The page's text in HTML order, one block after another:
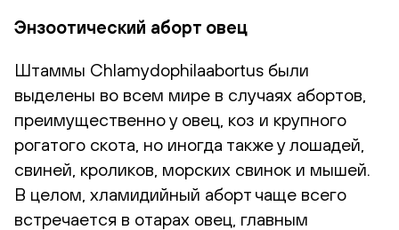
Энзоотический аборт овец
Штаммы Chlamydophilaabortus были
выделены во всем мире в случаях абортов,
преимущественно у овец, коз и крупного
рогатого скота, но иногда также у лошадей,
свиней, кроликов, морских свинок и мышей.
В целом, хламидийный аборт чаще всего
встречается в отарах овец, главным